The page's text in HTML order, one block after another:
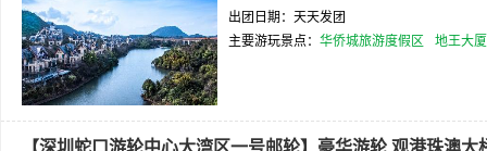
出团日期：天天发团
主要游玩景点： 华侨城旅游度假区 地王大厦
【深圳蛇口游轮中心大湾区一号邮轮】豪华游轮 观港珠澳